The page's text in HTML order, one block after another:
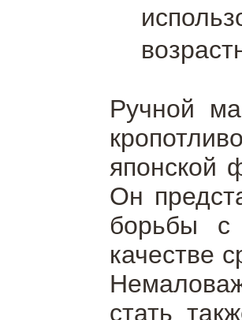
Ручной
японской
Он
борьбы с
качестве
стать